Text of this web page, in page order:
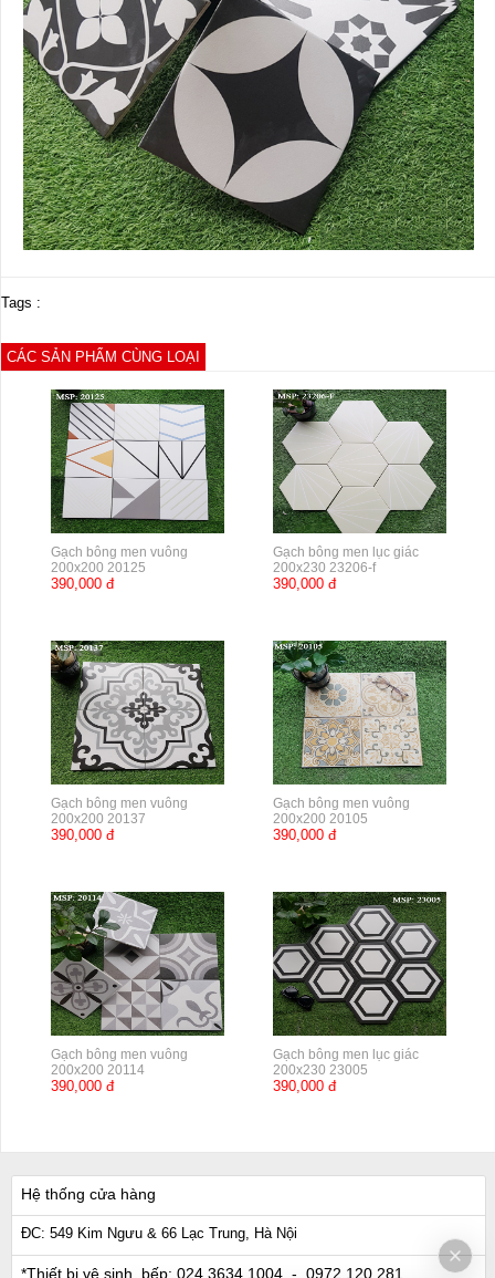
Tags :
CÁC SẢN PHẨM CÙNG LOẠI
Gạch bông men vuông
200x200 20125
390,000 đ
Gạch bông men lục giác
200x230 23206-f
390,000 đ
Gạch bông men vuông
200x200 20137
390,000 đ
Gạch bông men vuông
200x200 20105
390,000 đ
Gạch bông men vuông
200x200 20114
390,000 đ
Gạch bông men lục giác
200x230 23005
390,000 đ
Hệ thống cửa hàng
ĐC: 549 Kim Ngưu & 66 Lạc Trung, Hà Nội
*Thiết bị vệ sinh, bếp: 024 3634 1004 - 0972 120 281